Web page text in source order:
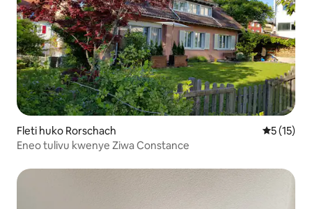
Fleti huko Rorschach Ukadiriaji
5 (15)
Eneo tulivu kwenye Ziwa Constance